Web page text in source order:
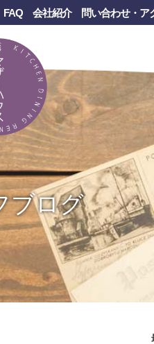
FAQ 会社紹介 問い合わせ・ア
ブログ